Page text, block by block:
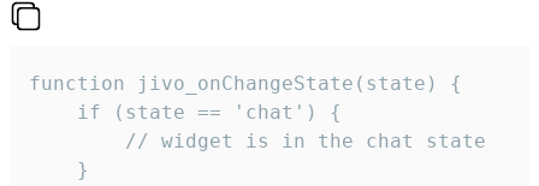
function jivo_onChangeState(state) {
    if (state == 'chat') {
        // widget is in the chat state
    }